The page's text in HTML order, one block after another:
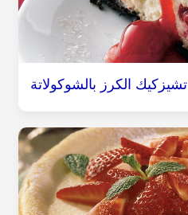
تشيزكيك الكرز بالشوكولاتة